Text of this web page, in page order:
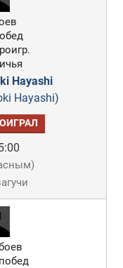
Hayashi
Hayashi)
)